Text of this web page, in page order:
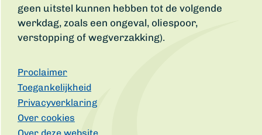
geen uitstel kunnen hebben tot de volgende
werkdag, zoals een ongeval, oliespoor,
verstopping of wegverzakking).
Proclaimer
Toegankelijkheid
Privacyverklaring
Over cookies